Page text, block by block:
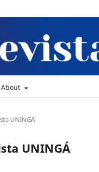
About
UNINGÁ
UNINGÁ